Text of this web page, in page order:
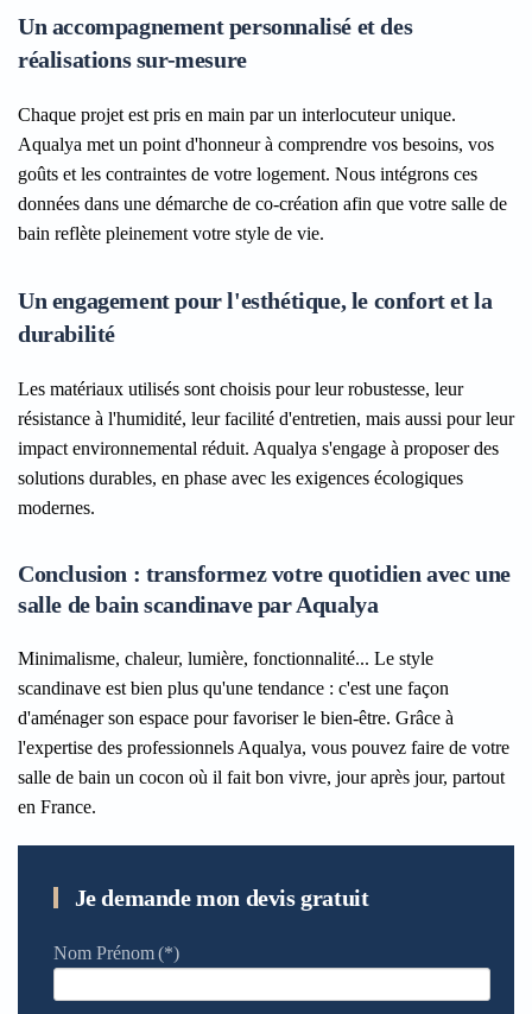
Un accompagnement personnalisé et des
réalisations sur-mesure
Chaque projet est pris en main par un interlocuteur unique.
Aqualya met un point d'honneur à comprendre vos besoins, vos
goûts et les contraintes de votre logement. Nous intégrons ces
données dans une démarche de co-création afin que votre salle de
bain reflète pleinement votre style de vie.
Un engagement pour l'esthétique, le confort et la
durabilité
Les matériaux utilisés sont choisis pour leur robustesse, leur
résistance à l'humidité, leur facilité d'entretien, mais aussi pour leur
impact environnemental réduit. Aqualya s'engage à proposer des
solutions durables, en phase avec les exigences écologiques
modernes.
Conclusion : transformez votre quotidien avec une
salle de bain scandinave par Aqualya
Minimalisme, chaleur, lumière, fonctionnalité... Le style
scandinave est bien plus qu'une tendance : c'est une façon
d'aménager son espace pour favoriser le bien-être. Grâce à
l'expertise des professionnels Aqualya, vous pouvez faire de votre
salle de bain un cocon où il fait bon vivre, jour après jour, partout
en France.
Je demande mon devis gratuit
Nom Prénom(*)